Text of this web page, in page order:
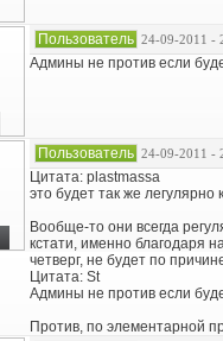
Пользователь 24-09-2011 -
Админы не против если
Пользователь 24-09-2011 -
Цитата: plastmassa
это будет так же легулярно
Вообще-то они всегда
кстати, именно благодаря
четверг, не будет по
Цитата: St
Админы не против если
Против, по элементарной